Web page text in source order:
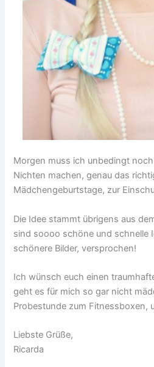
Morgen muss ich unbedingt
Nichten machen, genau das
Mädchengeburtstage, zur
Die Idee stammt übrigens aus
sind soooo schöne und schnelle
schönere Bilder, versprochen!
Ich wünsch euch einen
geht es für mich so gar nicht
Probestunde zum Fitnessboxen,
Liebste Grüße,
Ricarda